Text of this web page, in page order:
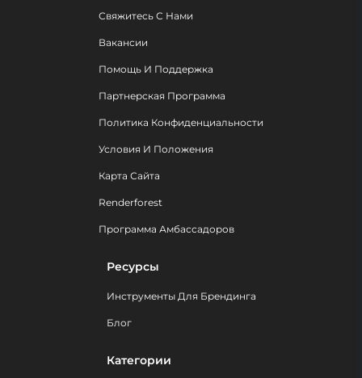
Свяжитесь С Нами
Вакансии
Помощь И Поддержка
Партнерская Программа
Политика Конфиденциальности
Условия И Положения
Карта Сайта
Renderforest
Программа Амбассадоров
Ресурсы
Инструменты Для Брендинга
Блог
Категории